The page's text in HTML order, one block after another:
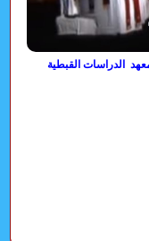
الدراسات القبطية